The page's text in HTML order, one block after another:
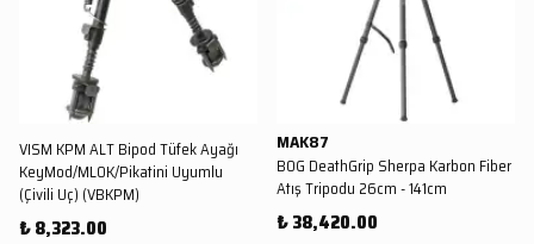
VISM KPM ALT Bipod Tüfek Ayağı
KeyMod/MLOK/Pikatini Uyumlu
(Çivili Uç) (VBKPM)
₺ 8,323.00
MAK87
BOG DeathGrip Sherpa Karbon Fiber
Atış Tripodu 26cm - 141cm
₺ 38,420.00